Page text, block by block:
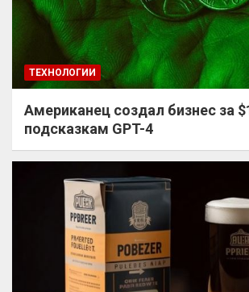
ТЕХНОЛОГИИ
Американец создал бизнес за
подсказкам GPT-4